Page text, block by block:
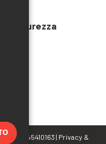
Sicurezza
02745410163 | Privacy &